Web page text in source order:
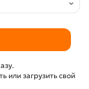
загрузить свой